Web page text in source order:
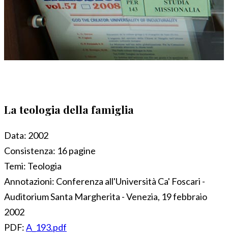
La teologia della famiglia
Data: 2002
Consistenza: 16 pagine
Temi: Teologia
Annotazioni: Conferenza all'Università Ca' Foscari -
Auditorium Santa Margherita - Venezia, 19 febbraio
2002
PDF:A_193.pdf